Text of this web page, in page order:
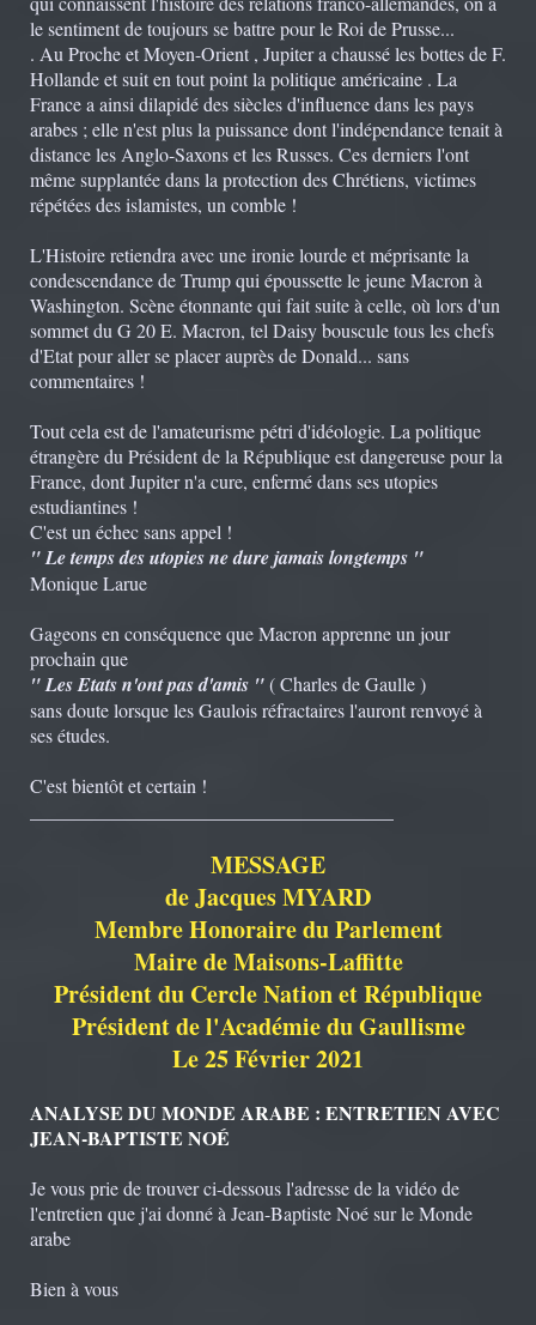
le sentiment de toujours se battre pour le Roi de Prusse...
. Au Proche et Moyen-Orient , Jupiter a chaussé les bottes de F.
Hollande et suit en tout point la politique américaine . La
France a ainsi dilapidé des siècles d'influence dans les pays
arabes ; elle n'est plus la puissance dont l'indépendance tenait à
distance les Anglo-Saxons et les Russes. Ces derniers l'ont
même supplantée dans la protection des Chrétiens, victimes
répétées des islamistes, un comble !
L'Histoire retiendra avec une ironie lourde et méprisante la
condescendance de Trump qui époussette le jeune Macron à
Washington. Scène étonnante qui fait suite à celle, où lors d'un
sommet du G 20 E. Macron, tel Daisy bouscule tous les chefs
d'Etat pour aller se placer auprès de Donald... sans
commentaires !
Tout cela est de l'amateurisme pétri d'idéologie. La politique
étrangère du Président de la République est dangereuse pour la
France, dont Jupiter n'a cure, enfermé dans ses utopies
estudiantines !
C'est un échec sans appel !
" Le temps des utopies ne dure jamais longtemps "
Monique Larue
Gageons en conséquence que Macron apprenne un jour
prochain que
" Les Etats n'ont pas d'amis "( Charles de Gaulle )
sans doute lorsque les Gaulois réfractaires l'auront renvoyé à
ses études.
C'est bientôt et certain !
MESSAGE
de Jacques MYARD
Membre Honoraire du Parlement
Maire de Maisons-Laffitte
Président du Cercle Nation et République
Président de l'Académie du Gaullisme
Le 25 Février 2021
ANALYSE DU MONDE ARABE : ENTRETIEN AVEC
JEAN-BAPTISTE NOÉ
Je vous prie de trouver ci-dessous l'adresse de la vidéo de
l'entretien que j'ai donné à Jean-Baptiste Noé sur le Monde
arabe
Bien à vous